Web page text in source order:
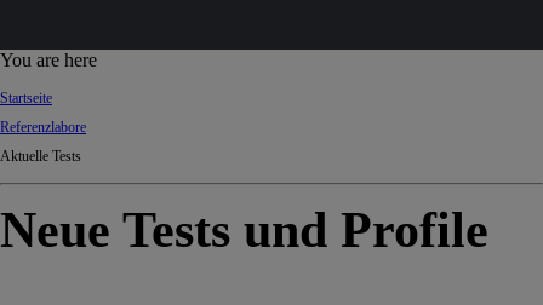
d
You are here
Startseite
Referenzlabore
Aktuelle Tests
Neue Tests und Profile